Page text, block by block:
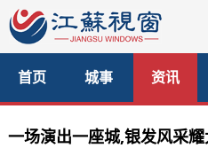
首页 城事 资讯
美食 公
一场演出一座城,银发风采